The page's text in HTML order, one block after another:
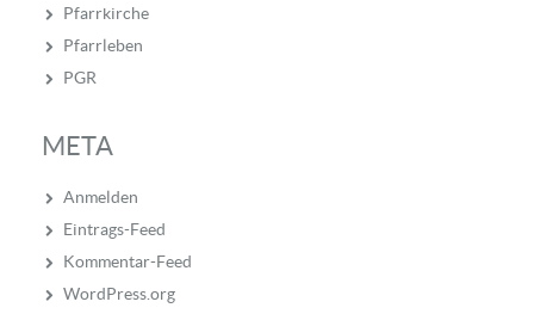
Pfarrkirche
Pfarrleben
PGR
META
Anmelden
Eintrags-Feed
Kommentar-Feed
WordPress.org